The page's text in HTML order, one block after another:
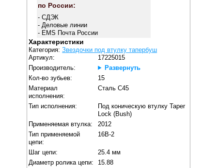
по России:
- СДЭК
- Деловые линии
- EMS Почта России
Характеристики
Категория:Звездочки под втулку тапербуш
Артикул:
17225015
Производитель:
Развернуть
Кол-во зубьев:
15
Материал
исполнения:
Сталь C45
Тип исполнения:
Под коническую втулку Taper
Lock (Bush)
Применяемая втулка:
2012
Тип применяемой
цепи:
16B-2
Шаг цепи:
25.4 мм
Диаметр ролика цепи:
15.88